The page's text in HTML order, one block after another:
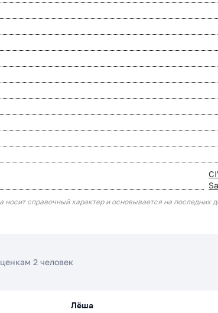
справочный характер и основывается на последних
2 человек
Лёша